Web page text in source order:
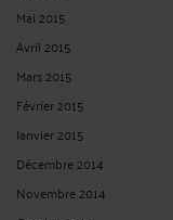
Mai 2015
Avril 2015
Mars 2015
Février 2015
Janvier 2015
Décembre 2014
Novembre 2014